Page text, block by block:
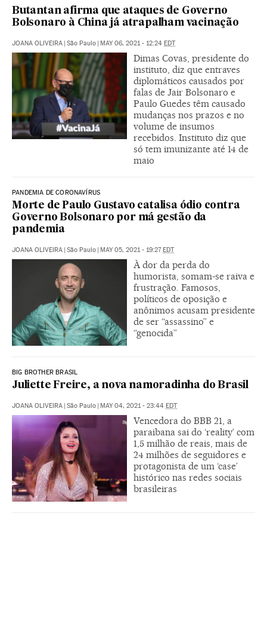
Butantan afirma que ataques de Governo
Bolsonaro à China já atrapalham vacinação
JOANA OLIVEIRA | São Paulo | MAY 06, 2021 - 12:24 EDT
Dimas Covas, presidente do
instituto, diz que entraves
diplomáticos causados por
falas de Jair Bolsonaro e
Paulo Guedes têm causado
mudanças nos prazos e no
volume de insumos
recebidos. Instituto diz que
só tem imunizante até 14 de
maio
PANDEMIA DE CORONAVÍRUS
Morte de Paulo Gustavo catalisa ódio contra
Governo Bolsonaro por má gestão da
pandemia
JOANA OLIVEIRA | São Paulo | MAY 05, 2021 - 19:27EDT
À dor da perda do
humorista, somam-se raiva e
frustração. Famosos,
políticos de oposição e
anônimos acusam presidente
de ser “assassino” e
“genocida”
BIG BROTHER BRASIL
Juliette Freire, a nova namoradinha do Brasil
JOANA OLIVEIRA | São Paulo | MAY 04, 2021 - 23:44 EDT
Vencedora do BBB 21, a
paraibana sai do ‘reality’ com
1,5 milhão de reais, mais de
24 milhões de seguidores e
protagonista de um ‘case’
histórico nas redes sociais
brasileiras